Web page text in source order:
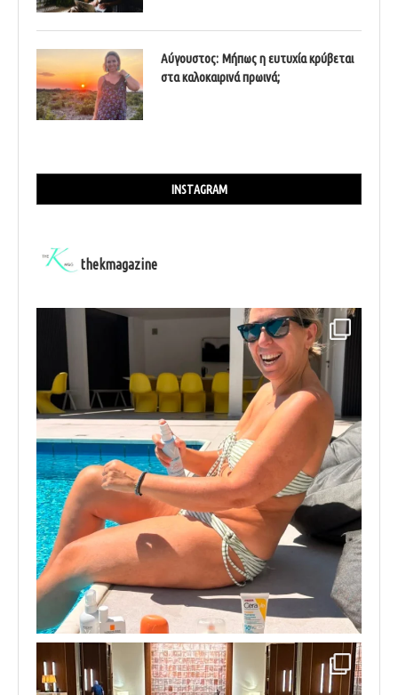
Αύγουστος: Μήπως η ευτυχία κρύβεται
στα καλοκαιρινά πρωινά;
INSTAGRAM
thekmagazine